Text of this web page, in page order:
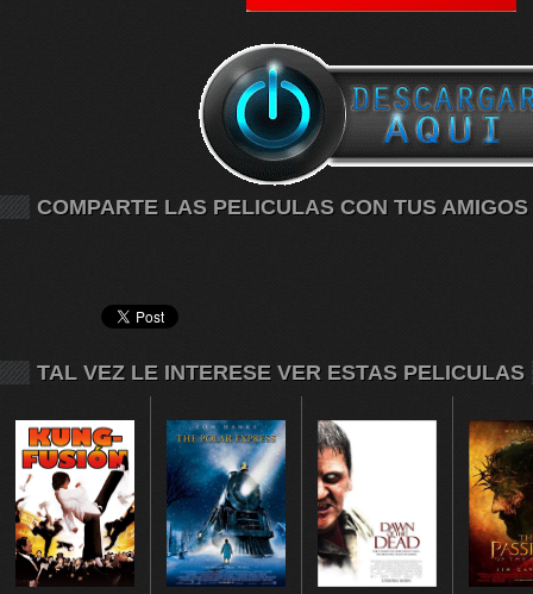
COMPARTE LAS PELICULAS CON TUS AMIGOS
TAL VEZ LE INTERESE VER ESTAS PELICULAS